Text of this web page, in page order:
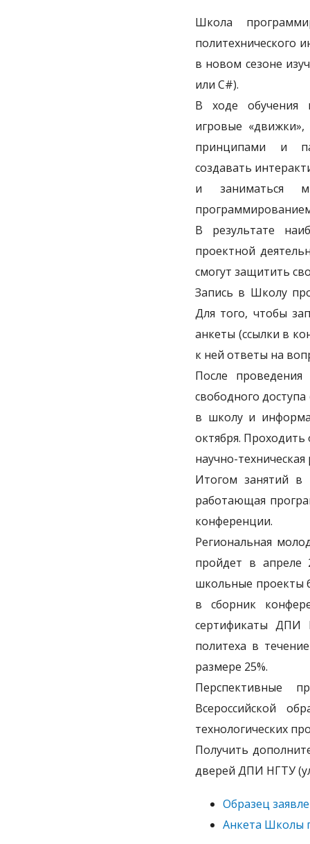
Школа
политехнического
в новом сезоне
или С#).
В ходе обучения
игровые «движки»,
принципами и
создавать
и заниматься
В результате
проектной
смогут защитить
Запись в Школу
Для того, чтобы
анкеты (ссылки в
к ней ответы на
После
свободного
в школу и
октября. Проходить
научно-
Итогом занятий в
работающая
конференции.
Региональная
пройдет в апреле
школьные проекты
в сборник
сертификаты ДПИ
политеха в
размере 25%.
Перспективные
Всероссийской
технологических
Получить
дверей ДПИ НГТУ
Образец
Анкета Школы